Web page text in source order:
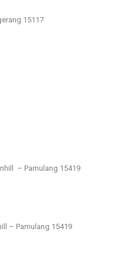
15117
– Pamulang 15419
– Pamulang 15419